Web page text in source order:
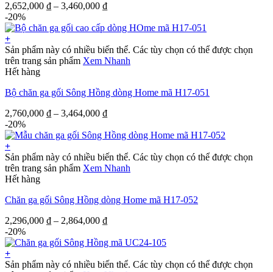
2,652,000 ₫ – 3,460,000 ₫
-20%
+
Sản phẩm này có nhiều biến thể. Các tùy chọn có thể được chọn
trên trang sản phẩm Xem Nhanh
Hết hàng
Bộ chăn ga gối Sông Hồng dòng Home mã H17-051
2,760,000 ₫ – 3,464,000 ₫
-20%
+
Sản phẩm này có nhiều biến thể. Các tùy chọn có thể được chọn
trên trang sản phẩm Xem Nhanh
Hết hàng
Chăn ga gối Sông Hồng dòng Home mã H17-052
2,296,000 ₫ – 2,864,000 ₫
-20%
+
Sản phẩm này có nhiều biến thể. Các tùy chọn có thể được chọn